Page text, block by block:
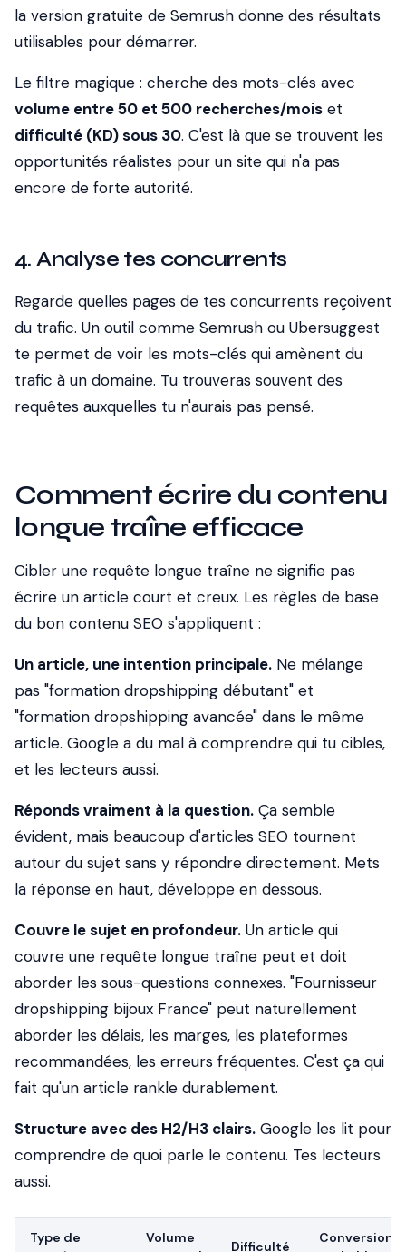
la version gratuite de Semrush donne des résultats
utilisables pour démarrer.
Le filtre magique : cherche des mots-clés avec
volume entre 50 et 500 recherches/mois et
difficulté (KD) sous 30. C'est là que se trouvent les
opportunités réalistes pour un site qui n'a pas
encore de forte autorité.
4. Analyse tes concurrents
Regarde quelles pages de tes concurrents reçoivent
du trafic. Un outil comme Semrush ou Ubersuggest
te permet de voir les mots-clés qui amènent du
trafic à un domaine. Tu trouveras souvent des
requêtes auxquelles tu n'aurais pas pensé.
Comment écrire du contenu
longue traîne efficace
Cibler une requête longue traîne ne signifie pas
écrire un article court et creux. Les règles de base
du bon contenu SEO s'appliquent :
Un article, une intention principale. Ne mélange
pas "formation dropshipping débutant" et
"formation dropshipping avancée" dans le même
article. Google a du mal à comprendre qui tu cibles,
et les lecteurs aussi.
Réponds vraiment à la question. Ça semble
évident, mais beaucoup d'articles SEO tournent
autour du sujet sans y répondre directement. Mets
la réponse en haut, développe en dessous.
Couvre le sujet en profondeur. Un article qui
couvre une requête longue traîne peut et doit
aborder les sous-questions connexes. "Fournisseur
dropshipping bijoux France" peut naturellement
aborder les délais, les marges, les plateformes
recommandées, les erreurs fréquentes. C'est ça qui
fait qu'un article rankle durablement.
Structure avec des H2/H3 clairs. Google les lit pour
comprendre de quoi parle le contenu. Tes lecteurs
aussi.
Type de
Volume
Difficulté
Conversion